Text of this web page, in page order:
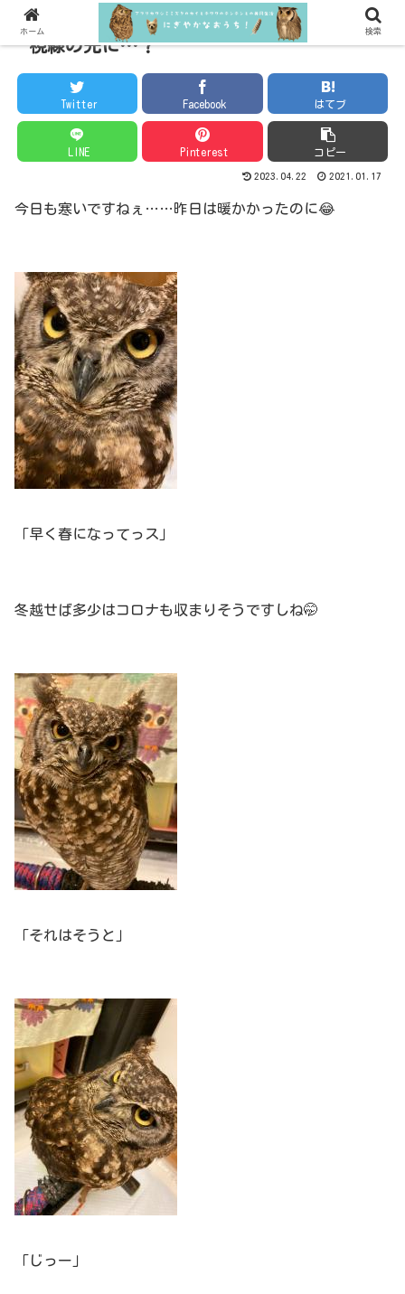
視線の先に…？
Twitter Facebook はてブ
LINE Pinterest コピー
2023.04.22 2021.01.17
今日も寒いですねぇ……昨日は暖かかったのに😂
「早く春になってっス」
冬越せば多少はコロナも収まりそうですしね🤭
「それはそうと」
「じっー」
ホーム 検索